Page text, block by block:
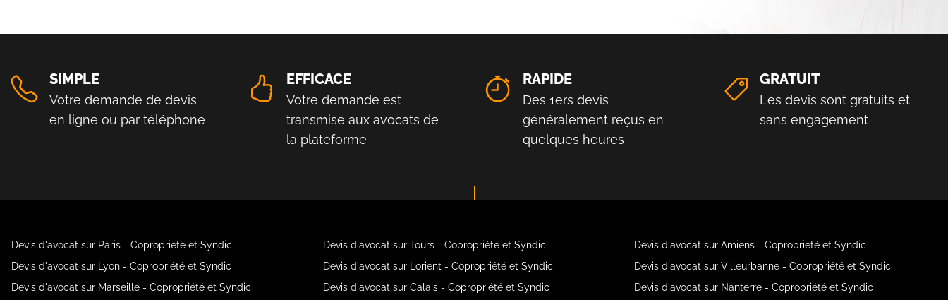
SIMPLE
Votre demande de devis
en ligne ou par téléphone
EFFICACE
Votre demande est
transmise aux avocats de
la plateforme
RAPIDE
Des 1ers devis
généralement reçus en
quelques heures
GRATUIT
Les devis sont gratuits et
sans engagement
Devis d'avocat sur Paris - Copropriété et Syndic
Devis d'avocat sur Lyon - Copropriété et Syndic
Devis d'avocat sur Marseille - Copropriété et Syndic
Devis d'avocat sur Tours - Copropriété et Syndic
Devis d'avocat sur Lorient - Copropriété et Syndic
Devis d'avocat sur Calais - Copropriété et Syndic
Devis d'avocat sur Amiens - Copropriété et Syndic
Devis d'avocat sur Villeurbanne - Copropriété et Syndic
Devis d'avocat sur Nanterre - Copropriété et Syndic